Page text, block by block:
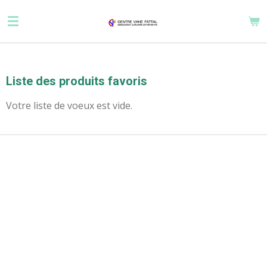
au
Liste des produits favoris
Votre liste de voeux est vide.